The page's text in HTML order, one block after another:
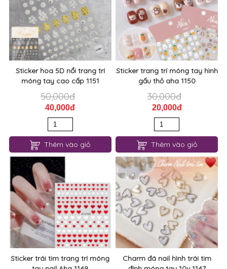
Sticker hoa 5D nổi trang trí
móng tay cao cấp 1151
50,000đ
40,000đ
Thêm vào giỏ
Sticker trang trí móng tay hình
gấu thỏ aha 1150
30,000đ
20,000đ
Thêm vào giỏ
Sticker trái tim trang trí móng
Charm đá nail hình trái tim